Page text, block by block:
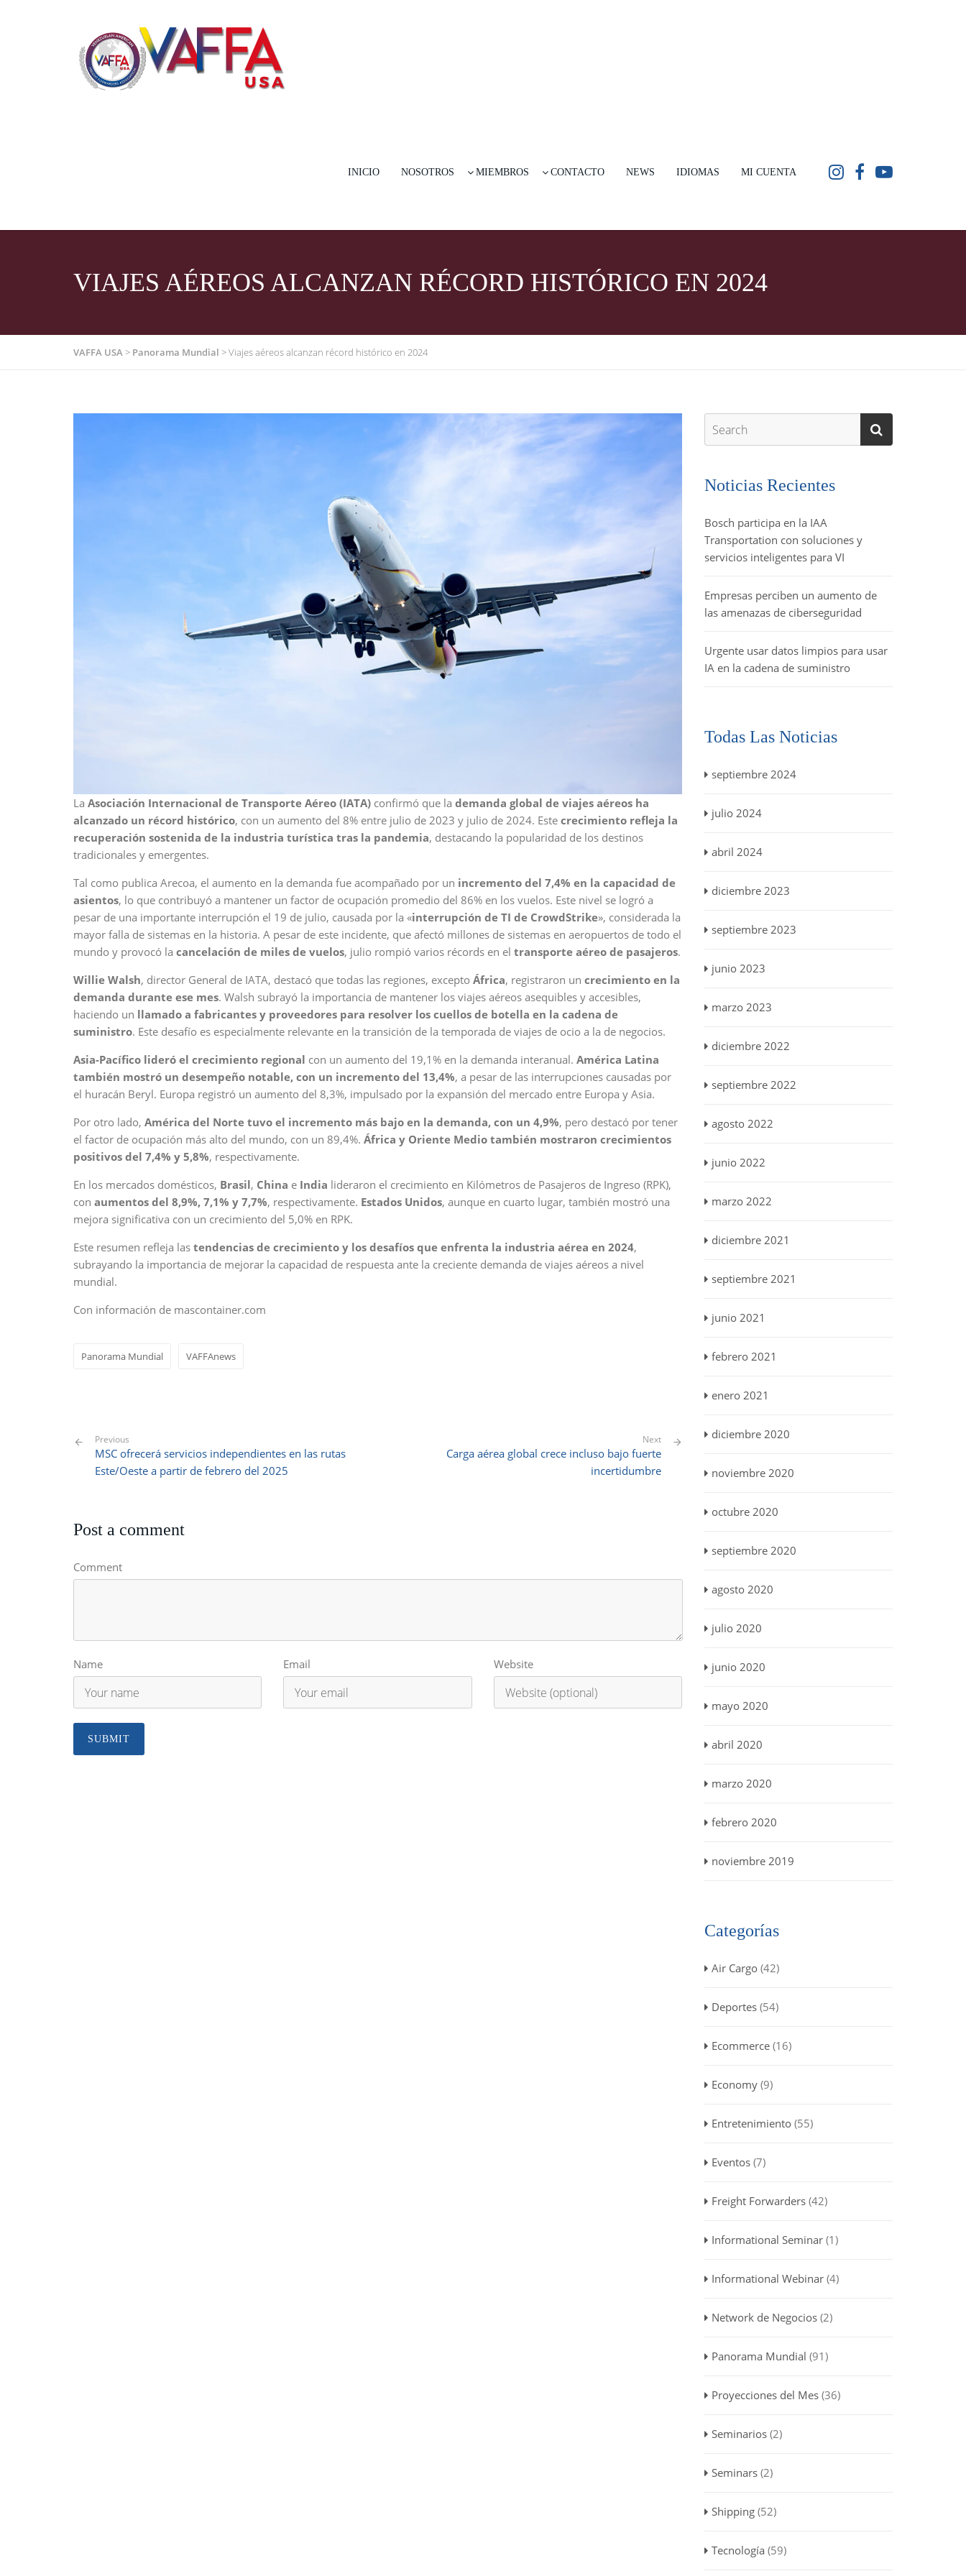
INICIO NOSOTROS MIEMBROS CONTACTO NEWS IDIOMAS MI CUENTA
VIAJES AÉREOS ALCANZAN RÉCORD HISTÓRICO EN 2024
VAFFA USA> Panorama Mundial >Viajes aéreos alcanzan récord histórico en 2024
La Asociación Internacional de Transporte Aéreo (IATA) confirmó que la demanda global de viajes aéreos ha
alcanzado un récord histórico, con un aumento del 8% entre julio de 2023 y julio de 2024. Este crecimiento refleja la
recuperación sostenida de la industria turística tras la pandemia, destacando la popularidad de los destinos
tradicionales y emergentes.
Tal como publica Arecoa, el aumento en la demanda fue acompañado por un incremento del 7,4% en la capacidad de
asientos, lo que contribuyó a mantener un factor de ocupación promedio del 86% en los vuelos. Este nivel se logró a
pesar de una importante interrupción el 19 de julio, causada por la «interrupción de TI de CrowdStrike», considerada la
mayor falla de sistemas en la historia. A pesar de este incidente, que afectó millones de sistemas en aeropuertos de todo el
mundo y provocó la cancelación de miles de vuelos, julio rompió varios récords en el transporte aéreo de pasajeros.
Willie Walsh, director General de IATA, destacó que todas las regiones, excepto África, registraron un crecimiento en la
demanda durante ese mes. Walsh subrayó la importancia de mantener los viajes aéreos asequibles y accesibles,
haciendo un llamado a fabricantes y proveedores para resolver los cuellos de botella en la cadena de
suministro. Este desafío es especialmente relevante en la transición de la temporada de viajes de ocio a la de negocios.
Asia-Pacífico lideró el crecimiento regional con un aumento del 19,1% en la demanda interanual. América Latina
también mostró un desempeño notable, con un incremento del 13,4%, a pesar de las interrupciones causadas por
el huracán Beryl. Europa registró un aumento del 8,3%, impulsado por la expansión del mercado entre Europa y Asia.
Por otro lado, América del Norte tuvo el incremento más bajo en la demanda, con un 4,9%, pero destacó por tener
el factor de ocupación más alto del mundo, con un 89,4%. África y Oriente Medio también mostraron crecimientos
positivos del 7,4% y 5,8%, respectivamente.
En los mercados domésticos, Brasil, China e India lideraron el crecimiento en Kilómetros de Pasajeros de Ingreso (RPK),
con aumentos del 8,9%, 7,1% y 7,7%, respectivamente. Estados Unidos, aunque en cuarto lugar, también mostró una
mejora significativa con un crecimiento del 5,0% en RPK.
Este resumen refleja las tendencias de crecimiento y los desafíos que enfrenta la industria aérea en 2024,
subrayando la importancia de mejorar la capacidad de respuesta ante la creciente demanda de viajes aéreos a nivel
mundial.
Con información de mascontainer.com
Panorama Mundial VAFFAnews
Previous
MSC ofrecerá servicios independientes en las rutas
Este/Oeste a partir de febrero del 2025
Next
Carga aérea global crece incluso bajo fuerte
incertidumbre
Post a comment
Comment
Name Email Website
Noticias Recientes
Bosch participa en la IAA
Transportation con soluciones y
servicios inteligentes para VI
Empresas perciben un aumento de
las amenazas de ciberseguridad
Urgente usar datos limpios para usar
IA en la cadena de suministro
Todas Las Noticias
septiembre 2024
julio 2024
abril 2024
diciembre 2023
septiembre 2023
junio 2023
marzo 2023
diciembre 2022
septiembre 2022
agosto 2022
junio 2022
marzo 2022
diciembre 2021
septiembre 2021
junio 2021
febrero 2021
enero 2021
diciembre 2020
noviembre 2020
octubre 2020
septiembre 2020
agosto 2020
julio 2020
junio 2020
mayo 2020
abril 2020
marzo 2020
febrero 2020
noviembre 2019
Categorías
Air Cargo(42)
Deportes(54)
Ecommerce(16)
Economy(9)
Entretenimiento(55)
Eventos(7)
Freight Forwarders(42)
Informational Seminar(1)
Informational Webinar(4)
Network de Negocios(2)
Panorama Mundial (91)
Proyecciones del Mes(36)
Seminarios(2)
Seminars(2)
Shipping(52)
Tecnología (59)